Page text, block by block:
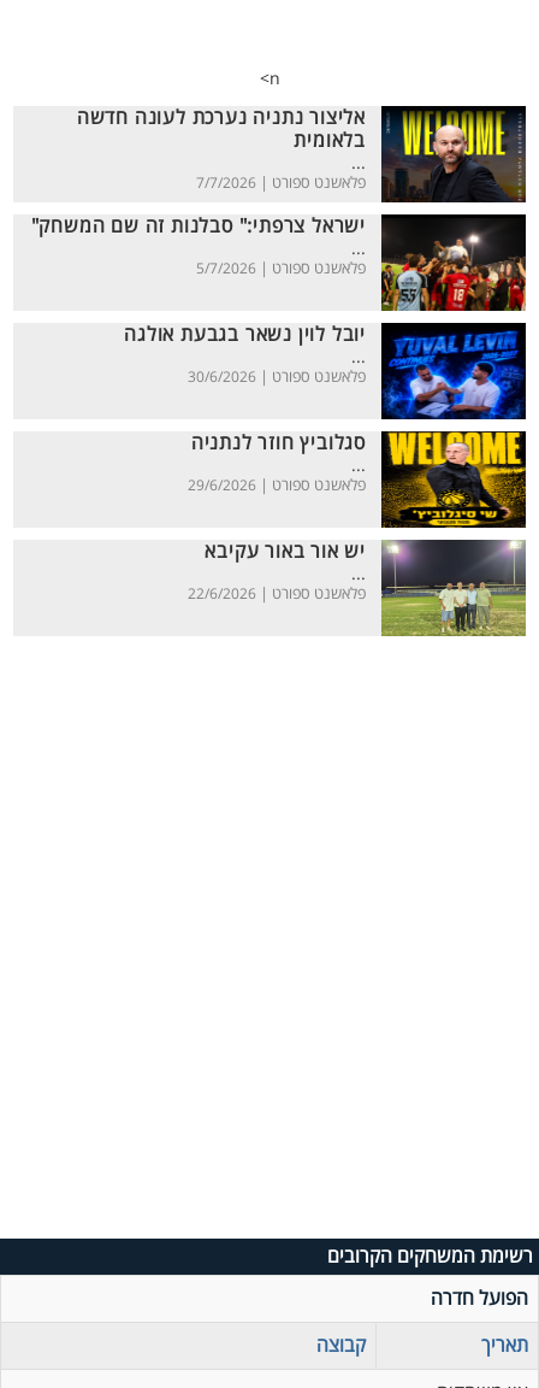
n>
אליצור נתניה נערכת לעונה חדשה
בלאומית
...
פלאשנט ספורט | 7/7/2026
ישראל צרפתי:" סבלנות זה שם המשחק"
...
פלאשנט ספורט | 5/7/2026
יובל לוין נשאר בגבעת אולגה
...
פלאשנט ספורט | 30/6/2026
סגלוביץ חוזר לנתניה
...
פלאשנט ספורט | 29/6/2026
יש אור באור עקיבא
...
פלאשנט ספורט | 22/6/2026
רשימת המשחקים הקרובים
הפועל חדרה
תאריך
קבוצה